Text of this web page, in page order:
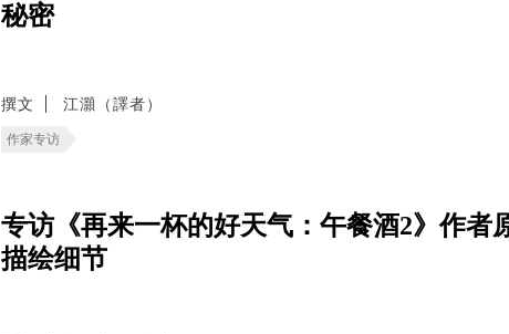
秘密
撰文 江灝（譯者）
作家专访
专访《再来一杯的好天气：午餐酒2》作者
描绘细节